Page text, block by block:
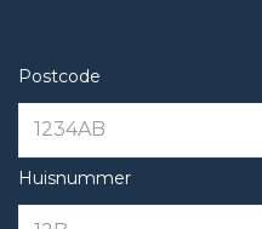
Postcode
Huisnummer